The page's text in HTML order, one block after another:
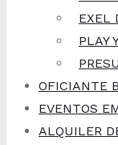
EXEL
PLAY
OFICIANTE
EVENTOS
ALQUILER
de